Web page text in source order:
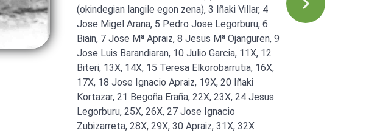
(okindegian langile egon zena), 3 Iñaki Villar, 4
Jose Migel Arana, 5 Pedro Jose Legorburu, 6
Biain, 7 Jose Mª Apraiz, 8 Jesus Mª Ojanguren, 9
Jose Luis Barandiaran, 10 Julio Garcia, 11X, 12
Biteri, 13X, 14X, 15 Teresa Elkorobarrutia, 16X,
17X, 18 Jose Ignacio Apraiz, 19X, 20 Iñaki
Kortazar, 21 Begoña Eraña, 22X, 23X, 24 Jesus
Legorburu, 25X, 26X, 27 Jose Ignacio
Zubizarreta, 28X, 29X, 30 Apraiz, 31X, 32X